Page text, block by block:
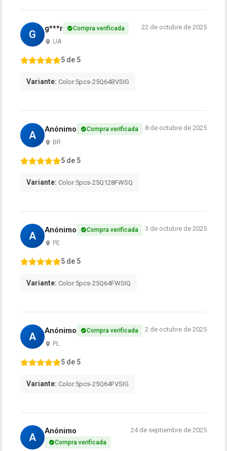
G g***r Compra verificada
UA
22 de octubre de 2025
5 de 5
Variante: Color:5pcs-25Q64BVSIG
A Anónimo Compra verificada
BR
8 de octubre de 2025
5 de 5
Variante: Color:5pcs-25Q128FWSQ
A Anónimo Compra verificada
PE
3 de octubre de 2025
5 de 5
Variante: Color:5pcs-25Q64FWSIQ
A Anónimo Compra verificada
PL
2 de octubre de 2025
5 de 5
Variante: Color:5pcs-25Q64FVSIG
A
Anónimo
Compra verificada
24 de septiembre de 2025